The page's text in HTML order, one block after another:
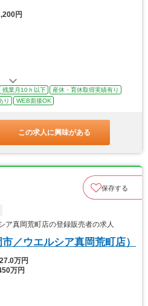
円
残業月10ｈ以下
産休・育休取得実績有り
り WEB面接OK
この求人に興味がある
保存する
真岡荒町店の登録販売者の求人
／ウエルシア真岡荒町店）
万円
万円